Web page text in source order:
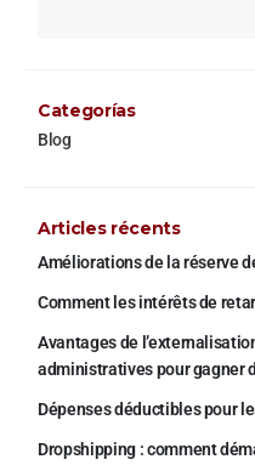
Categorías
Blog
Articles récents
Améliorations de la réserve
Comment les intérêts de
Avantages de
administratives pour gagner
Dépenses déductibles pour
Dropshipping : comment